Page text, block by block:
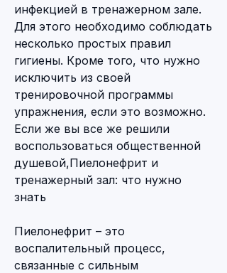
инфекцией в тренажерном зале.
Для этого необходимо соблюдать
несколько простых правил
гигиены. Кроме того, что нужно
исключить из своей
тренировочной программы
упражнения, если это возможно.
Если же вы все же решили
воспользоваться общественной
душевой,Пиелонефрит и
тренажерный зал: что нужно
знать
Пиелонефрит – это
воспалительный процесс,
связанные с сильным